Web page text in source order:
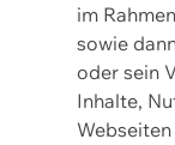
im
sowie
oder sein
Inhalte,